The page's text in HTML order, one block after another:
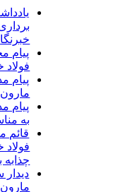
پیام
پیام
پیام
به
قائم
چذابه
مارون